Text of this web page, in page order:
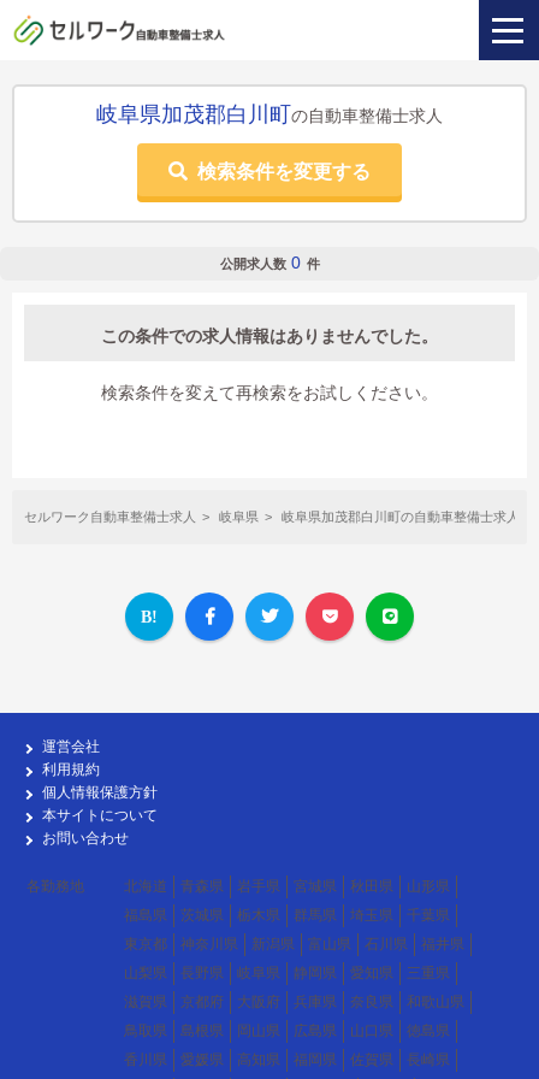
岐阜県加茂郡白川町 の自動車整備士求人
検索条件を変更する
公開求人数 0 件
この条件での求人情報はありませんでした。
検索条件を変えて再検索をお試しください。
セルワーク自動車整備士求人 岐阜県 岐阜県加茂郡白川町の自動車整備士求人
運営会社
利用規約
個人情報保護方針
本サイトについて
お問い合わせ
各勤務地 北海道 青森県 岩手県 宮城県 秋田県
山形県
福島県
茨城県 栃木県 群馬県 埼玉県
千葉県
東京都
神奈川県 新潟県 富山県 石川県
福井県
山梨県
長野県 岐阜県 静岡県 愛知県
三重県
滋賀県
京都府 大阪府 兵庫県 奈良県
和歌山県
鳥取県
島根県 岡山県 広島県 山口県
徳島県
香川県
愛媛県 高知県 福岡県 佐賀県 長崎県